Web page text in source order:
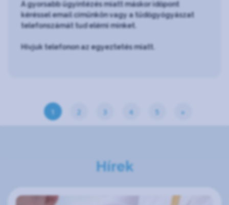
A gyorsabb ügyintézés miatt máskor időpont
kéréssel email címünkön vagy a tüdőgyógyászat
telefonszámát tud elérni minket.
Hívjuk telefonon az egyeztetés miatt.
1 2 3 4 5 »
Hírek